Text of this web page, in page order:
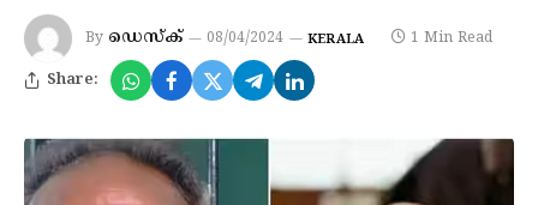
By ഡെസ്‌ക്‌ 08/04/2024 KERALA 1 Min Read
Share: